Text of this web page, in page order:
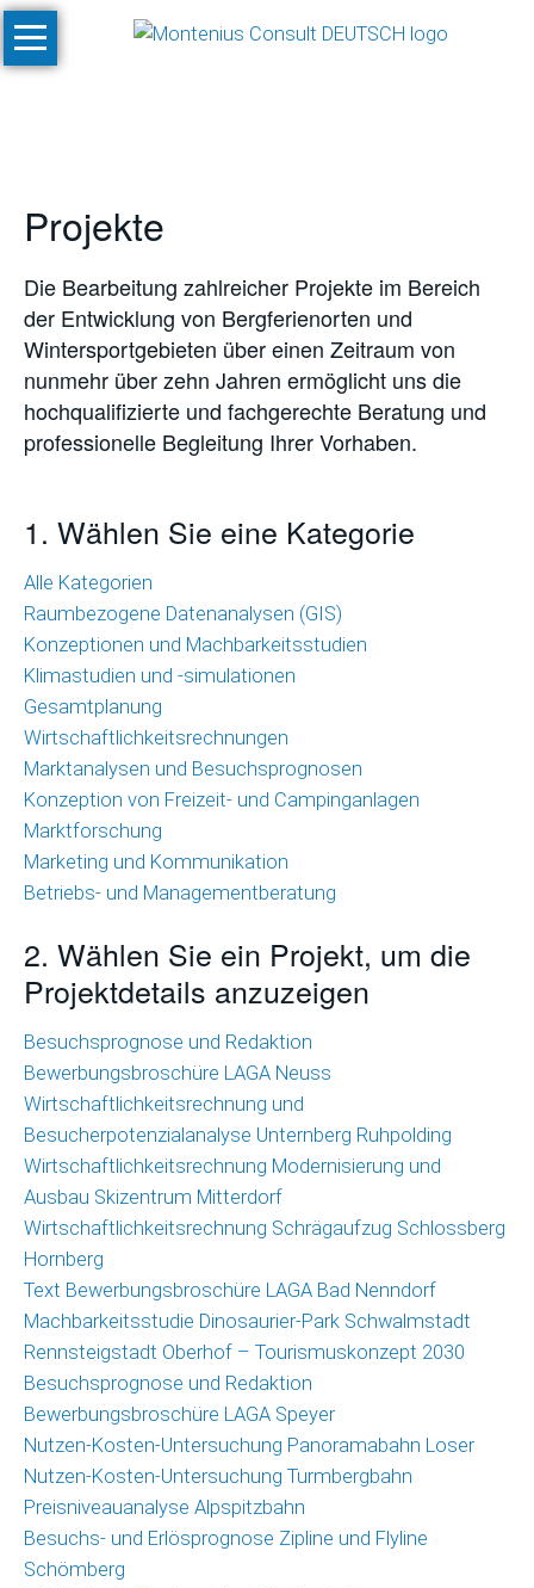
Navigation
überspringen
Start
Machbarkeitsstudien
und
-
simulationen
SnowPlan™
Gesamtplanung
Skigebietsprojekten
Wirtschaftlichkeitsrechnungen
Marktanalysen
und
Besuchsprognosen
Marktforschung
Marketing
und
Kommunikation
Betriebs-
Managementberatung
Raumbezogene
Datenanalysen
(GIS)
Umfragetool
Qualitätsmonitor
Freizeit
Saisonmonitoring
Skigebiete
Deutschland
Veröffentlichungen
Projekte
Nachrichten
Nachrichtenarchiv
Team
Projekte
Die Bearbeitung zahlreicher Projekte im Bereich
der Entwicklung von Bergferienorten und
Wintersportgebieten über einen Zeitraum von
nunmehr über zehn Jahren ermöglicht uns die
hochqualifizierte und fachgerechte Beratung und
professionelle Begleitung Ihrer Vorhaben.
1. Wählen Sie eine Kategorie
Alle Kategorien
Raumbezogene Datenanalysen (GIS)
Konzeptionen und Machbarkeitsstudien
Klimastudien und -simulationen
Gesamtplanung
Wirtschaftlichkeitsrechnungen
Marktanalysen und Besuchsprognosen
Konzeption von Freizeit- und Campinganlagen
Marktforschung
Marketing und Kommunikation
Betriebs- und Managementberatung
2. Wählen Sie ein Projekt, um die
Projektdetails anzuzeigen
Besuchsprognose und Redaktion
Bewerbungsbroschüre LAGA Neuss
Wirtschaftlichkeitsrechnung und
Besucherpotenzialanalyse Unternberg Ruhpolding
Wirtschaftlichkeitsrechnung Modernisierung und
Ausbau Skizentrum Mitterdorf
Wirtschaftlichkeitsrechnung Schrägaufzug Schlossberg
Hornberg
Text Bewerbungsbroschüre LAGA Bad Nenndorf
Machbarkeitsstudie Dinosaurier-Park Schwalmstadt
Rennsteigstadt Oberhof – Tourismuskonzept 2030
Besuchsprognose und Redaktion
Bewerbungsbroschüre LAGA Speyer
Nutzen-Kosten-Untersuchung Panoramabahn Loser
Nutzen-Kosten-Untersuchung Turmbergbahn
Preisniveauanalyse Alpspitzbahn
Besuchs- und Erlösprognose Zipline und Flyline
Schömberg